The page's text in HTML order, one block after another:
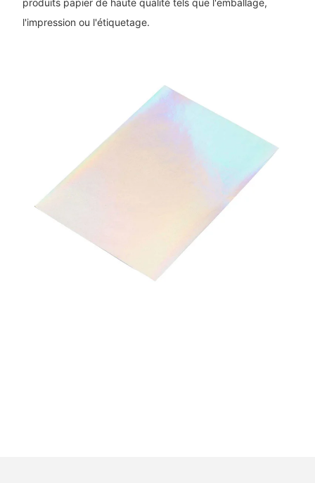
l'impression ou l'étiquetage.